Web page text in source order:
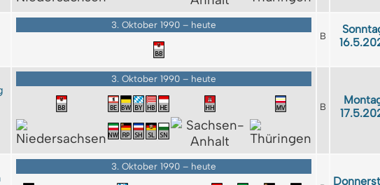
3. Oktober 1990 – heute
B
3. Oktober 1990 – heute
B
3. Oktober 1990 – heute